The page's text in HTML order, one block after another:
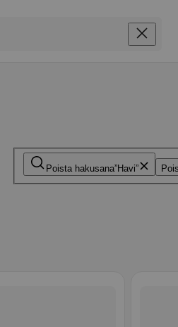
Poista hakusana Havi